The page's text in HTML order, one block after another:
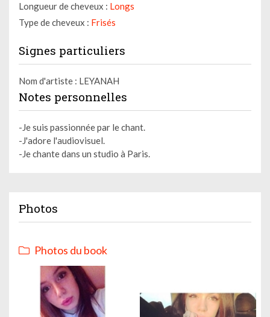
Longueur de cheveux : Longs
Type de cheveux : Frisés
Signes particuliers
Nom d'artiste : LEYANAH
Notes personnelles
-Je suis passionnée par le chant.
-J'adore l'audiovisuel.
-Je chante dans un studio à Paris.
Photos
Photos du book